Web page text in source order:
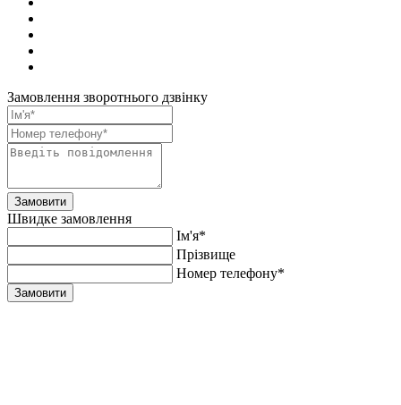
Замовлення зворотнього дзвінку
Замовити
Швидке замовлення
Ім'я*
Прiзвище
Номер телефону*